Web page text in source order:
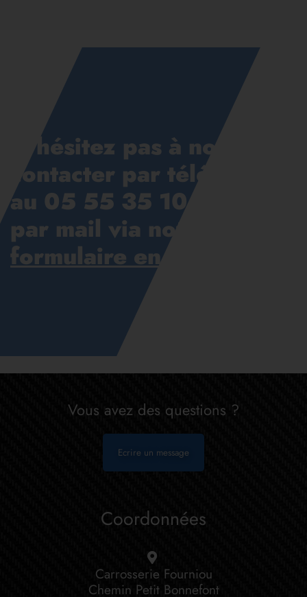
N'hésitez pas à nous
contacter par téléphone
au 05 55 35 10 27
par mail via notre
formulaire en ligne
Vous avez des questions ?
Ecrire un message
Coordonnées
Carrosserie Fourniou
Chemin Petit Bonnefont